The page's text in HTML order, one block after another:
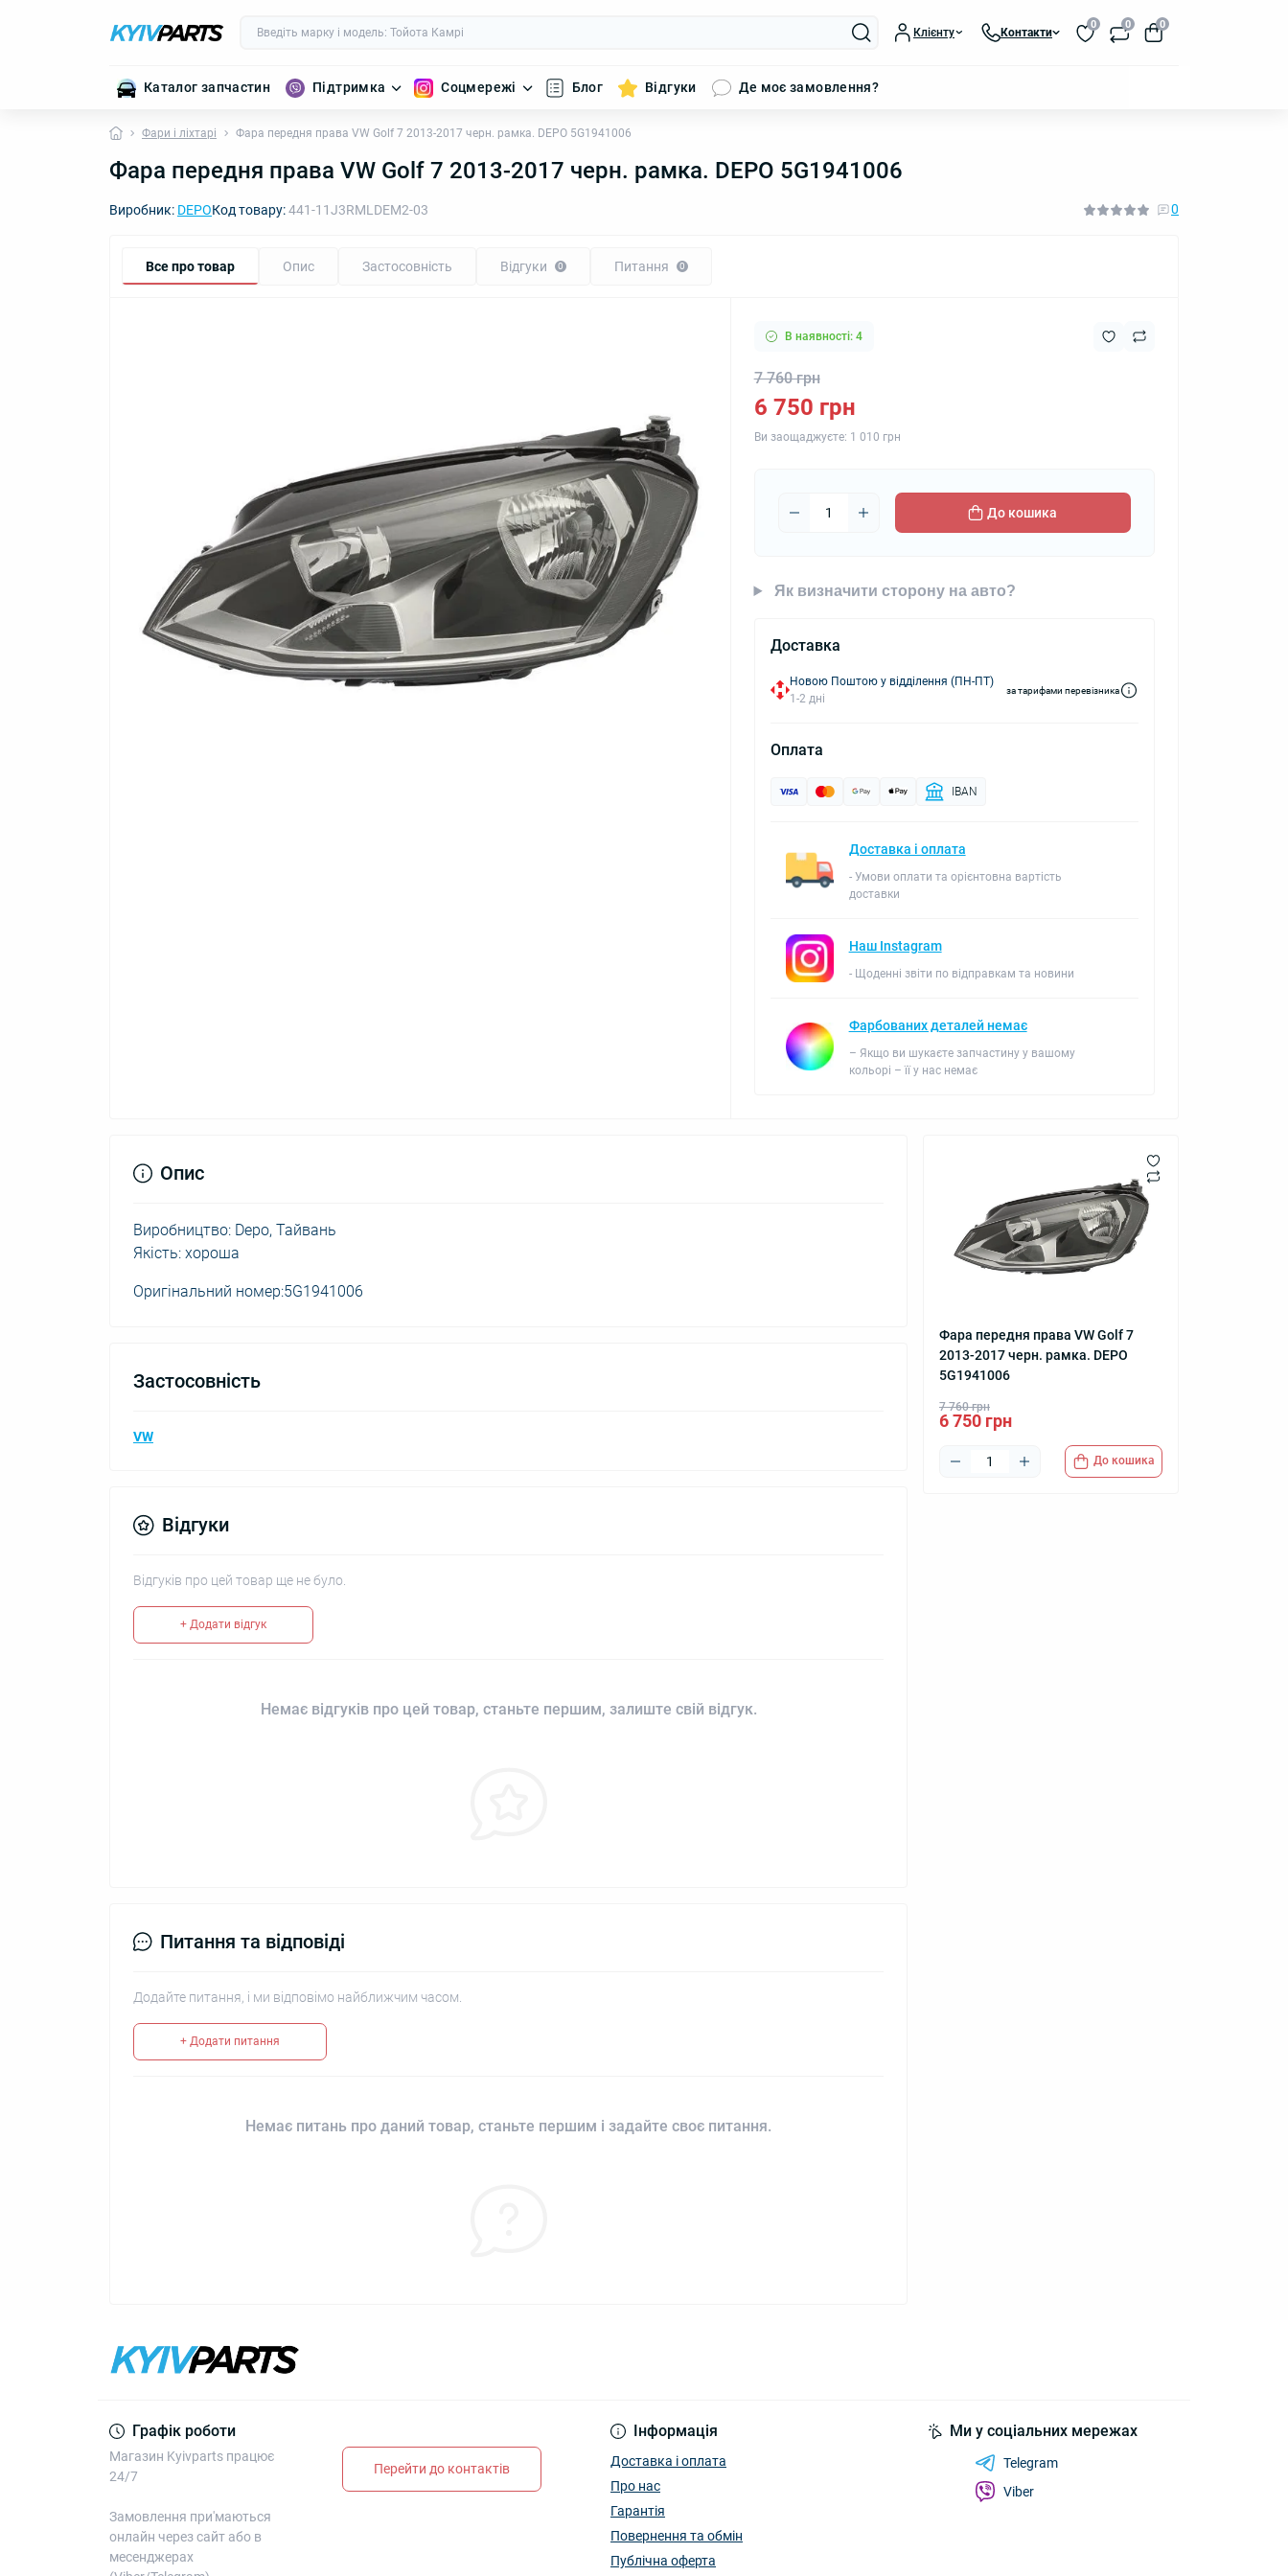
Клієнту Контакти
0 0 0
Каталог запчастин Підтримка Соцмережі Блог Відгуки Де моє замовлення?
Фари і ліхтарі Фара передня права VW Golf 7 2013-2017 черн. рамка. DEPO 5G1941006
Фара передня права VW Golf 7 2013-2017 черн. рамка. DEPO 5G1941006
Виробник: DEPOКод товару:441-11J3RMLDEM2-03 0
Все про товар Опис Застосовність Відгуки 0 Питання 0
В наявності: 4
7 760 грн
6 750 грн
Ви заощаджуєте: 1 010 грн
До кошика
Як визначити сторону на авто?
Доставка
Новою Поштою у відділення (ПН-ПТ)
1-2 дні
за тарифами перевізника
Оплата
IBAN
Доставка і оплата
- Умови оплати та орієнтовна вартість
доставки
Наш Instagram
- Щоденні звіти по відправкам та новини
Фарбованих деталей немає
– Якщо ви шукаєте запчастину у вашому
кольорі – її у нас немає
Фара передня права VW Golf 7
2013-2017 черн. рамка. DEPO
5G1941006
7 760 грн
6 750 грн
До кошика
Опис
Виробництво: Depo, Тайвань
Якість: хороша
Оригінальний номер:5G1941006
Застосовність
VW
Відгуки
Відгуків про цей товар ще не було.
+ Додати відгук
Немає відгуків про цей товар, станьте першим, залиште свій відгук.
Питання та відповіді
Додайте питання, і ми відповімо найближчим часом.
+ Додати питання
Немає питань про даний товар, станьте першим і задайте своє питання.
Графік роботи
Магазин Kyivparts працює
24/7
Замовлення при'маються
онлайн через сайт або в
месенджерах
Перейти до контактів
Інформація
Доставка і оплата
Про нас
Гарантія
Повернення та обмін
Публічна оферта
Ми у соціальних мережах
Telegram
Viber